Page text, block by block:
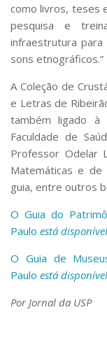
como livros, teses
pesquisa e
infraestrutura
sons etnográficos.”
A Coleção de
e Letras de
também ligado à
Faculdade de
Professor Odelar
Matemáticas e de
guia, entre outros
O Guia do
Paulo está
O Guia de
Paulo está
Por Jornal da USP